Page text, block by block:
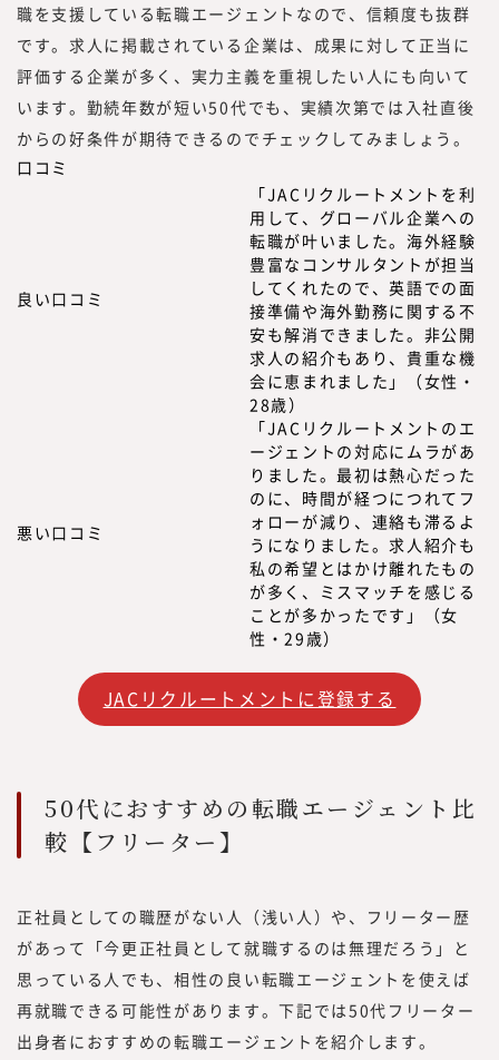
職を支援している転職エージェントなので、信頼度も抜群
です。求人に掲載されている企業は、成果に対して正当に
評価する企業が多く、実力主義を重視したい人にも向いて
います。勤続年数が短い50代でも、実績次第では入社直後
からの好条件が期待できるのでチェックしてみましょう。
口コミ
良い口コミ
「JACリクルートメントを利
用して、グローバル企業への
転職が叶いました。海外経験
豊富なコンサルタントが担当
してくれたので、英語での面
接準備や海外勤務に関する不
安も解消できました。非公開
求人の紹介もあり、貴重な機
会に恵まれました」（女性・
28歳）
悪い口コミ
「JACリクルートメントのエ
ージェントの対応にムラがあ
りました。最初は熱心だった
のに、時間が経つにつれてフ
ォローが減り、連絡も滞るよ
うになりました。求人紹介も
私の希望とはかけ離れたもの
が多く、ミスマッチを感じる
ことが多かったです」（女
性・29歳）
JACリクルートメントに登録する
50代におすすめの転職エージェント比
較【フリーター】
正社員としての職歴がない人（浅い人）や、フリーター歴
があって「今更正社員として就職するのは無理だろう」と
思っている人でも、相性の良い転職エージェントを使えば
再就職できる可能性があります。下記では50代フリーター
出身者におすすめの転職エージェントを紹介します。